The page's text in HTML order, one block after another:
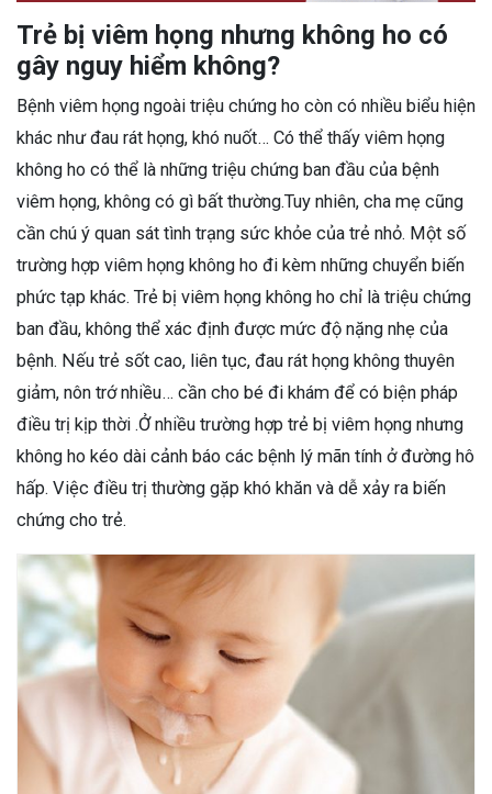
Trẻ bị viêm họng nhưng không ho có
gây nguy hiểm không?
Bệnh viêm họng ngoài triệu chứng ho còn có nhiều biểu hiện
khác như đau rát họng, khó nuốt… Có thể thấy viêm họng
không ho có thể là những triệu chứng ban đầu của bệnh
viêm họng, không có gì bất thường.Tuy nhiên, cha mẹ cũng
cần chú ý quan sát tình trạng sức khỏe của trẻ nhỏ. Một số
trường hợp viêm họng không ho đi kèm những chuyển biến
phức tạp khác. Trẻ bị viêm họng không ho chỉ là triệu chứng
ban đầu, không thể xác định được mức độ nặng nhẹ của
bệnh. Nếu trẻ sốt cao, liên tục, đau rát họng không thuyên
giảm, nôn trớ nhiều… cần cho bé đi khám để có biện pháp
điều trị kịp thời .Ở nhiều trường hợp trẻ bị viêm họng nhưng
không ho kéo dài cảnh báo các bệnh lý mãn tính ở đường hô
hấp. Việc điều trị thường gặp khó khăn và dễ xảy ra biến
chứng cho trẻ.